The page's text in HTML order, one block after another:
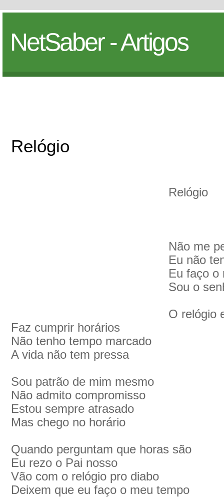
NetSaber - Artigos
Relógio
Relógio
Não me
Eu não
Eu faço o
Sou o
O relógio
Faz cumprir horários
Não tenho tempo marcado
A vida não tem pressa
Sou patrão de mim mesmo
Não admito compromisso
Estou sempre atrasado
Mas chego no horário
Quando perguntam que horas são
Eu rezo o Pai nosso
Vão com o relógio pro diabo
Deixem que eu faço o meu tempo